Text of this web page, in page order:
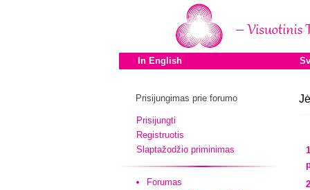
In English
Prisijungimas prie forumo
Prisijungti
Registruotis
Slaptažodžio priminimas
Forumas